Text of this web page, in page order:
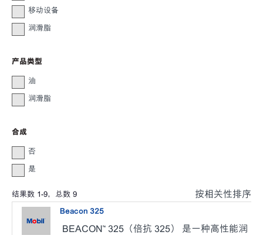
移动设备
润滑脂
产品类型
油
润滑脂
合成
否
是
结果数 1-9，总数 9 按相关性排序
Beacon 325
BEACON™ 325（倍抗 325） 是一种高性能润